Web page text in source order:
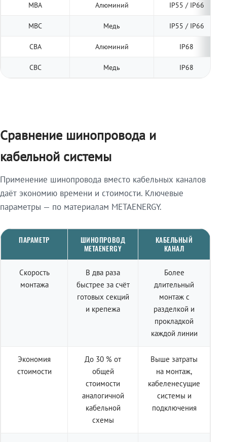
МВА Алюминий IP55 / IP66
МВС Медь IP55 / IP66
СВА Алюминий IP68
СВС Медь IP68
Сравнение шинопровода и
кабельной системы
Применение шинопровода вместо кабельных каналов
даёт экономию времени и стоимости. Ключевые
параметры — по материалам METAENERGY.
ПАРАМЕТР
ШИНОПРОВОД
METAENERGY
КАБЕЛЬНЫЙ
КАНАЛ
Скорость
монтажа
В два раза
быстрее за счёт
готовых секций
и крепежа
Более
длительный
монтаж с
разделкой и
прокладкой
каждой линии
Экономия
стоимости
До 30 % от
общей
стоимости
аналогичной
кабельной
схемы
Выше затраты
на монтаж,
кабеленесущие
системы и
подключения